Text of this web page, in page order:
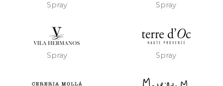
Spray Spray
Spray Spray